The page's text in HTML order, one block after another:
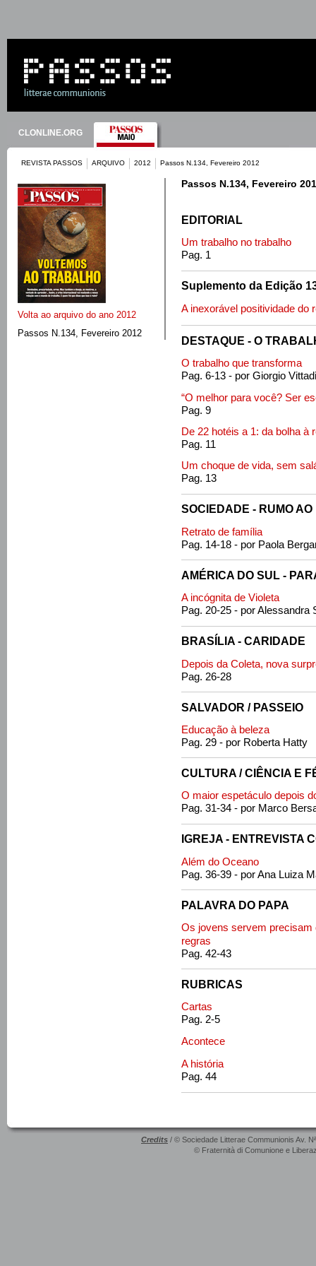
CLONLINE.ORG
REVISTA PASSOS ARQUIVO 2012 Passos N.134, Fevereiro 2012
Volta ao arquivo do ano 2012
Passos N.134, Fevereiro 2012
Passos N.134, Fevereiro
EDITORIAL
Um trabalho no trabalho
Pag. 1
Suplemento da Edição
A inexorável positividade do
DESTAQUE - O
O trabalho que transforma
Pag. 6-13 - por Giorgio
“O melhor para você? Ser
Pag. 9
De 22 hotéis a 1: da bolha à
Pag. 11
Um choque de vida, sem
Pag. 13
SOCIEDADE - RUMO
Retrato de família
Pag. 14-18 - por Paola
AMÉRICA DO SUL -
A incógnita de Violeta
Pag. 20-25 - por Alessandra
BRASÍLIA - CARIDADE
Depois da Coleta, nova
Pag. 26-28
SALVADOR / PASSEIO
Educação à beleza
Pag. 29 - por Roberta Hatty
CULTURA / CIÊNCIA E
O maior espetáculo depois
Pag. 31-34 - por Marco
IGREJA - ENTREVISTA
Além do Oceano
Pag. 36-39 - por Ana Luiza
PALAVRA DO PAPA
Os jovens servem precisam
regras
Pag. 42-43
RUBRICAS
Cartas
Pag. 2-5
Acontece
A história
Pag. 44
Credits / © Sociedade Litterae Communionis Av.
© Fraternità di Comunione e